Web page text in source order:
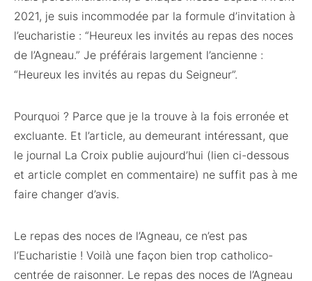
2021, je suis incommodée par la formule d’invitation à
l’eucharistie : “Heureux les invités au repas des noces
de l’Agneau.” Je préférais largement l’ancienne :
“Heureux les invités au repas du Seigneur”.
Pourquoi ? Parce que je la trouve à la fois erronée et
excluante. Et l’article, au demeurant intéressant, que
le journal La Croix publie aujourd’hui (lien ci-dessous
et article complet en commentaire) ne suffit pas à me
faire changer d’avis.
Le repas des noces de l’Agneau, ce n’est pas
l’Eucharistie ! Voilà une façon bien trop catholico-
centrée de raisonner. Le repas des noces de l’Agneau